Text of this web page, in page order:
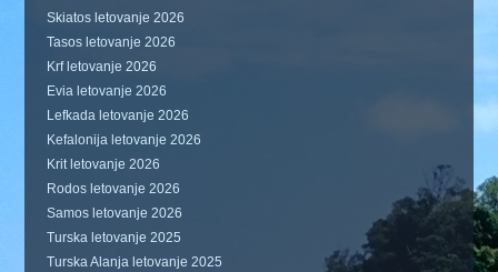
Skiatos letovanje 2026
Tasos letovanje 2026
Krf letovanje 2026
Evia letovanje 2026
Lefkada letovanje 2026
Kefalonija letovanje 2026
Krit letovanje 2026
Rodos letovanje 2026
Samos letovanje 2026
Turska letovanje 2025
Turska Alanja letovanje 2025